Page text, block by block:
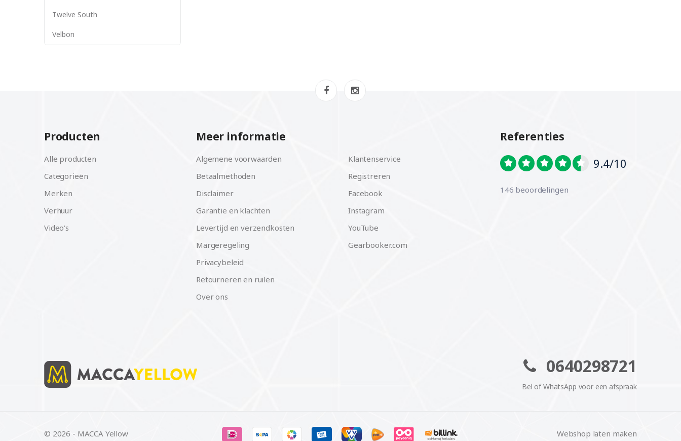
Twelve South
Velbon
Producten
Alle producten
Categorieën
Merken
Verhuur
Video's
Meer informatie
Algemene voorwaarden
Betaalmethoden
Disclaimer
Garantie en klachten
Levertijd en verzendkosten
Margeregeling
Privacybeleid
Retourneren en ruilen
Over ons
Klantenservice
Registreren
Facebook
Instagram
YouTube
Gearbooker.com
Referenties
9.4/10
146 beoordelingen
0640298721
Bel of WhatsApp voor een afspraak
© 2026 - MACCA Yellow Webshop laten maken